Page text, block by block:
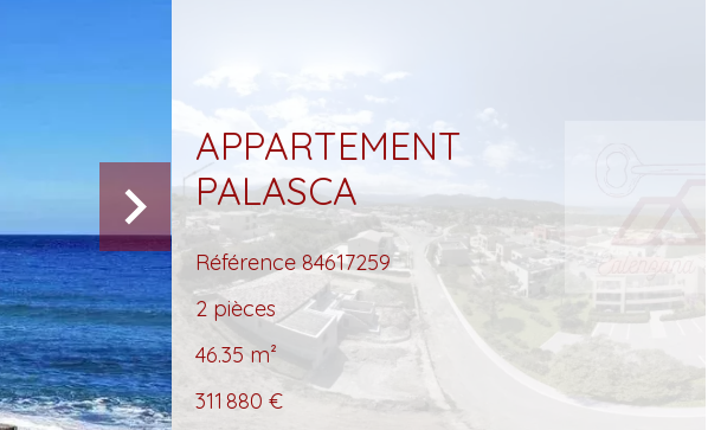
APPARTEMENT
PALASCA
Référence84617259
2 pièces
46.35 m²
311 880 €